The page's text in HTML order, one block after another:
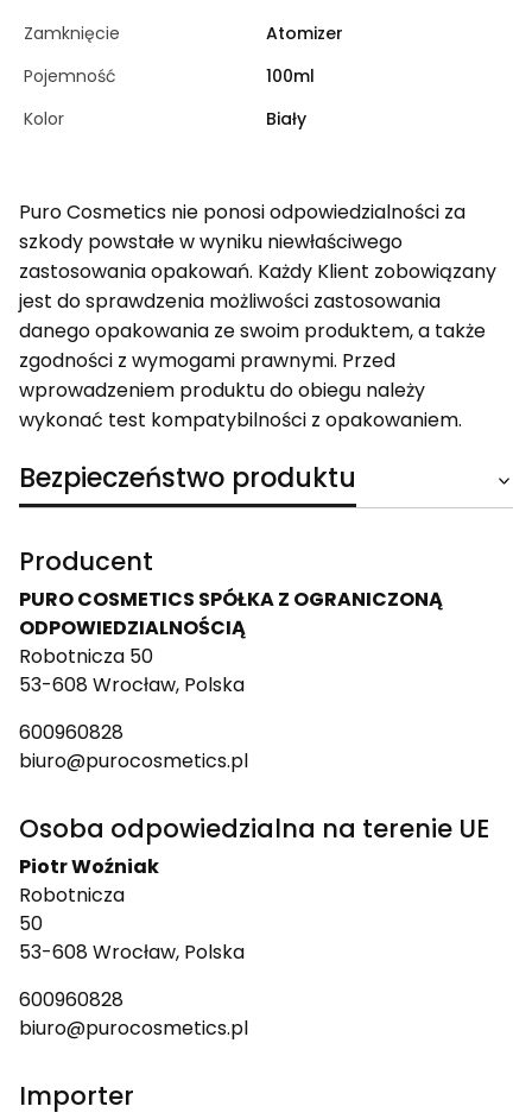
Zamknięcie
Atomizer
Pojemność
100ml
Kolor
Biały
Puro Cosmetics nie ponosi odpowiedzialności za
szkody powstałe w wyniku niewłaściwego
zastosowania opakowań. Każdy Klient zobowiązany
jest do sprawdzenia możliwości zastosowania
danego opakowania ze swoim produktem, a także
zgodności z wymogami prawnymi. Przed
wprowadzeniem produktu do obiegu należy
wykonać test kompatybilności z opakowaniem.
Bezpieczeństwo produktu
Producent
PURO COSMETICS SPÓŁKA Z OGRANICZONĄ
ODPOWIEDZIALNOŚCIĄ
Robotnicza 50
53-608 Wrocław, Polska
600960828
biuro@purocosmetics.pl
Osoba odpowiedzialna na terenie UE
Piotr Woźniak
Robotnicza
50
53-608 Wrocław, Polska
600960828
biuro@purocosmetics.pl
Importer